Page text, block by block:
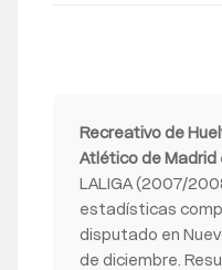
Recreativo de
Atlético de Madrid
LALIGA (2007/
estadísticas
disputado en
de diciembre.